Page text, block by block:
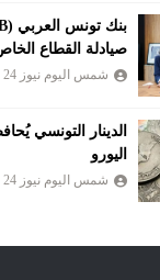
صيادلة القطاع
شمس اليوم نيوز 24
الدينار التونسي
اليورو
شمس اليوم نيوز 24